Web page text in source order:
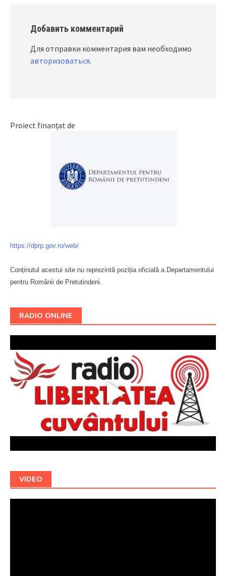
Добавить комментарий
Для отправки комментария вам необходимо
авторизоваться.
Proiect finanțat de
https://dprp.gov.ro/web/
Conținutul acestui site nu reprezintă poziția oficială a Departamentului
pentru Românii de Pretutindeni.
RADIO ONLINE
VIDEO